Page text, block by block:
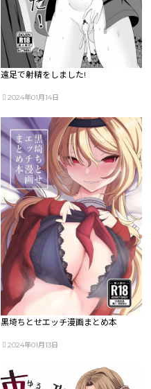
遠足で射精をしました!
2024年01月14日
黒埼ちとせエッチ漫画まとめ本
2024年01月13日